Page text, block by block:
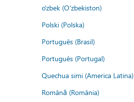
o'zbek (O'zbekiston)
Polski (Polska)
Português (Brasil)
Português (Portugal)
Quechua simi (America Latina)
Română (România)